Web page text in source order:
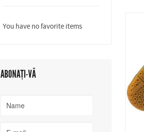
You have no favorite items
ABONAȚI-VĂ